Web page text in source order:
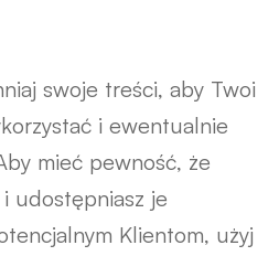
swoje treści, aby Twoi
i ewentualnie
mieć pewność, że
udostępniasz je
Klientom, użyj